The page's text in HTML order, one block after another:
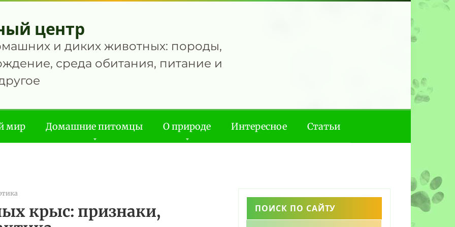
центр
и диких животных: породы,
среда обитания, питание и
мир Домашние питомцы О природе Интересное Статьи
крыс: признаки,
ПОИСК ПО САЙТУ